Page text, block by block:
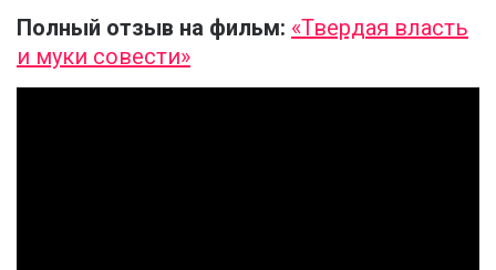
Полный отзыв на фильм: «Твердая власть
и муки совести»